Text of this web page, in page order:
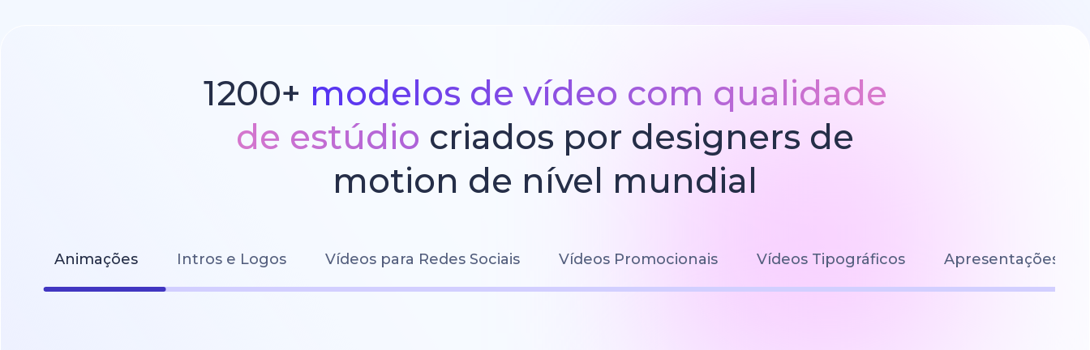
1200+ modelos de vídeo com qualidade
de estúdio criados por designers de
motion de nível mundial
Animações Intros e Logos Vídeos para Redes Sociais Vídeos Promocionais Vídeos Tipográficos Apresentações de